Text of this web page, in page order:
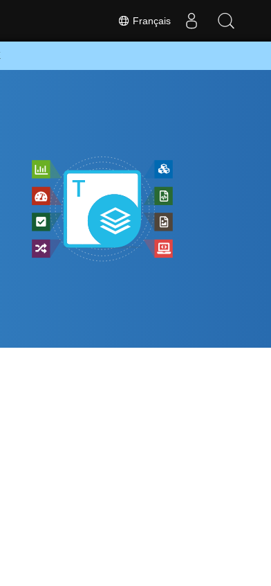
Français